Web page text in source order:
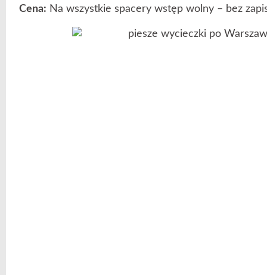
Cena: Na wszystkie spacery wstęp wolny – bez